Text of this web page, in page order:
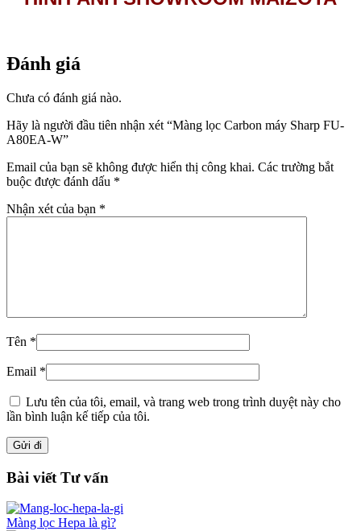
Đánh giá
Chưa có đánh giá nào.
Hãy là người đầu tiên nhận xét “Màng lọc Carbon máy Sharp FU-
A80EA-W”
Email của bạn sẽ không được hiển thị công khai. Các trường bắt
buộc được đánh dấu *
Nhận xét của bạn *
Tên *
Email *
Lưu tên của tôi, email, và trang web trong trình duyệt này cho
lần bình luận kế tiếp của tôi.
Bài viết Tư vấn
Màng lọc Hepa là gì?